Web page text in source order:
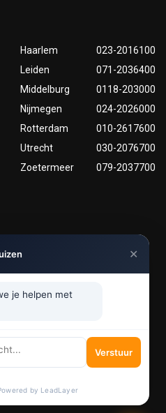
Haarlem
023-2016100
Leiden
071-2036400
Middelburg
0118-203000
Nijmegen
024-2026000
Rotterdam
010-2617600
Utrecht
030-2076700
Zoetermeer
079-2037700
Nuttige links
Tarieven
✕
je helpen met
Verstuur
by LeadLayer